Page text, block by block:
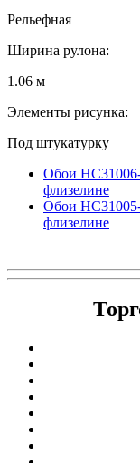
Рельефная
Ширина рулона:
1.06 м
Элементы рисунка:
Под штукатурку
Обои
флизелине
Обои
флизелине